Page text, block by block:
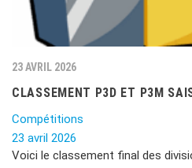
23 AVRIL 2026
CLASSEMENT P3D ET P3M
Compétitions
23 avril 2026
Voici le classement final des